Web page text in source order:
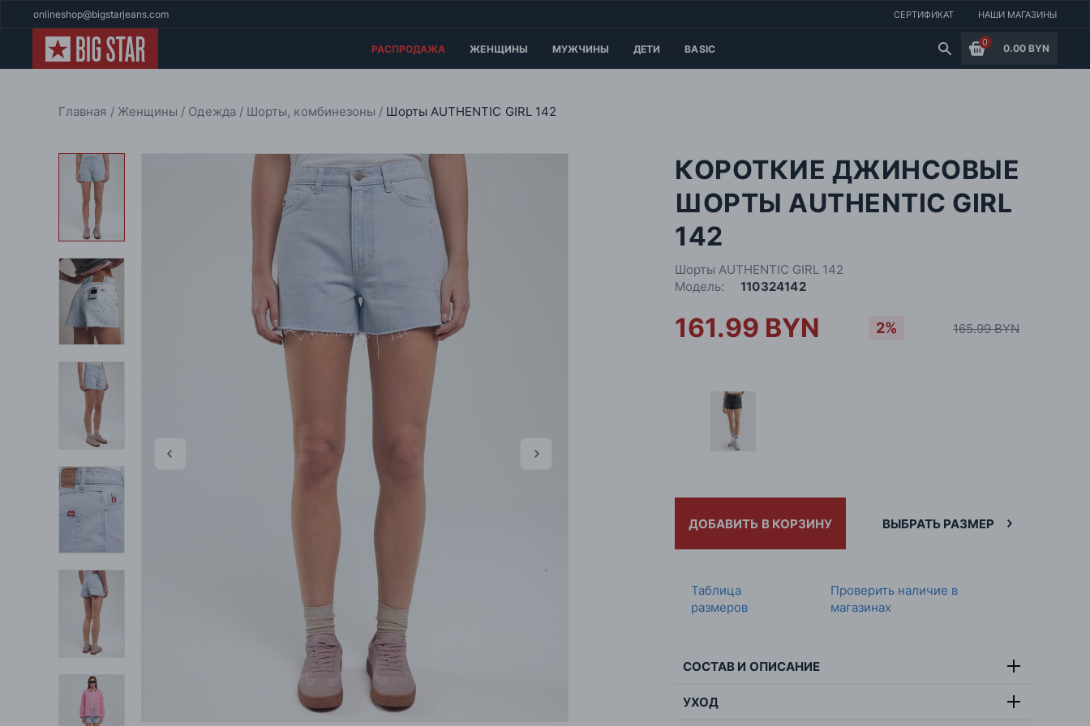
onlineshop@bigstarjeans.com СЕРТИФИКАТ НАШИ МАГАЗИНЫ
РАСПРОДАЖА ЖЕНЩИНЫ МУЖЧИНЫ ДЕТИ BASIC
0
0.00 BYN
Главная Женщины Одежда Шорты, комбинезоны Шорты AUTHENTIC GIRL 142
КОРОТКИЕ ДЖИНСОВЫЕ
ШОРТЫ AUTHENTIC GIRL
142
Шорты AUTHENTIC GIRL 142
Модель:
110324142
161.99 BYN 2% 165.99 BYN
ДОБАВИТЬ В КОРЗИНУ ВЫБРАТЬ РАЗМЕР
Таблица
размеров
Проверить наличие в
магазинах
СОСТАВ И ОПИСАНИЕ
Состав:
УХОД